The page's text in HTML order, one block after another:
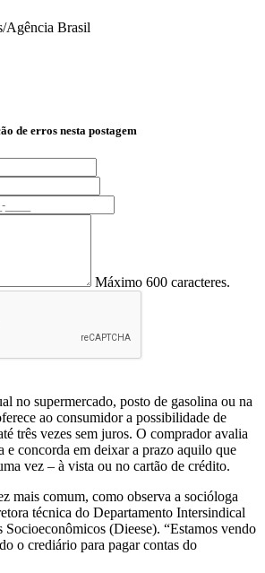
Agência Brasil
de erros nesta postagem
Máximo 600 caracteres.
no supermercado, posto de gasolina ou na
ao consumidor a possibilidade de
três vezes sem juros. O comprador avalia
e concorda em deixar a prazo aquilo que
vez – à vista ou no cartão de crédito.
mais comum, como observa a socióloga
técnica do Departamento Intersindical
Socioeconômicos (Dieese). “Estamos vendo
o crediário para pagar contas do